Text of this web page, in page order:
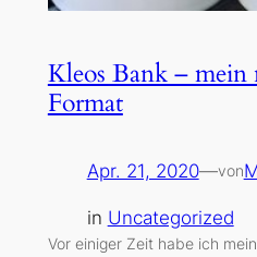
Kleos Bank – mein
Format
Apr. 21, 2020—von
in Uncategorized
Vor einiger Zeit habe ich